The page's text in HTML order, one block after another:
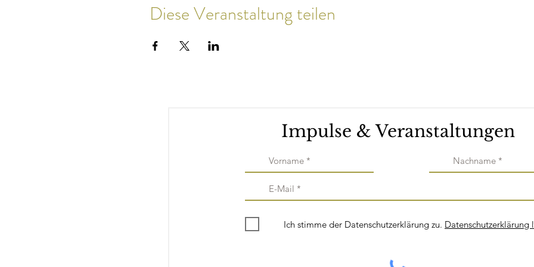
Diese Veranstaltung teilen
Impulse & Veranstaltungen
Ich stimme der Datenschutzerklärung zu. Datenschutzerklärung